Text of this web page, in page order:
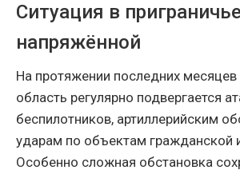
Ситуация в
напряжённой
На протяжении последних месяцев
область регулярно подвергается
беспилотников, артиллерийским
ударам по объектам гражданской
Особенно сложная обстановка